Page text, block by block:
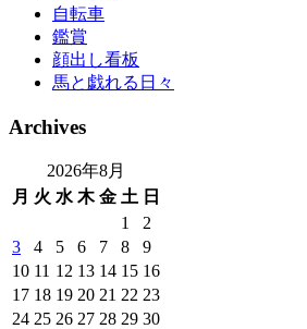
自転車
鑑賞
顔出し看板
馬と戯れる日々
Archives
2026年8月
月 火 水 木 金 土 日
1
2
3
4 5 6 7 8
9
10 11 12 13 14 15 16
17 18 19 20 21 22 23
24 25 26 27 28 29 30